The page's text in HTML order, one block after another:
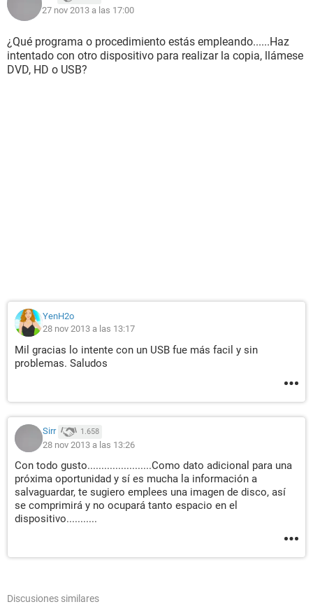
27 nov 2013 a las 17:00
¿Qué programa o procedimiento estás empleando......Haz
intentado con otro dispositivo para realizar la copia, llámese
DVD, HD o USB?
YenH2o
28 nov 2013 a las 13:17
Mil gracias lo intente con un USB fue más facil y sin
problemas. Saludos
Sirr 1.658
28 nov 2013 a las 13:26
Con todo gusto.......................Como dato adicional para una
próxima oportunidad y sí es mucha la información a
salvaguardar, te sugiero emplees una imagen de disco, así
se comprimirá y no ocupará tanto espacio en el
dispositivo...........
Discusiones similares